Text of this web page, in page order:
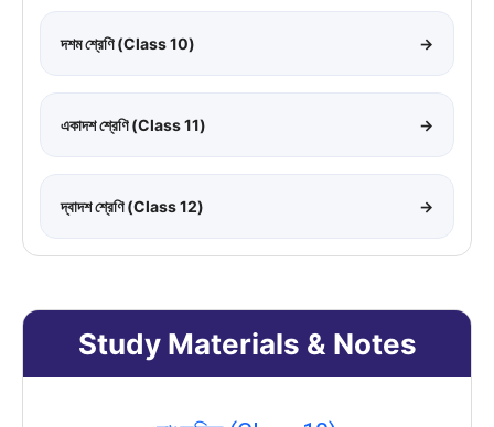
দশম শ্রেণি (Class 10) →
একাদশ শ্রেণি (Class 11) →
দ্বাদশ শ্রেণি (Class 12) →
Study Materials & Notes